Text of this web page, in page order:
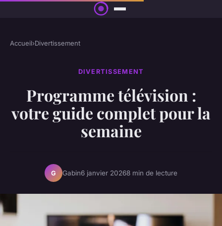
Accueil›Divertissement
DIVERTISSEMENT
Programme télévision :
votre guide complet pour la
semaine
G Gabin6 janvier 20268 min de lecture